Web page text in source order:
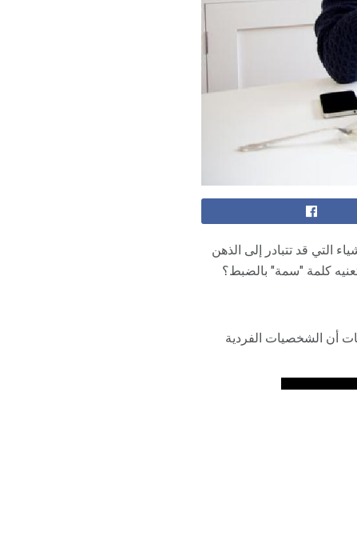
التي قد تتبادر إلى الذهن
كلمة "سمة" بالضبط؟
أن الشخصيات الفردية